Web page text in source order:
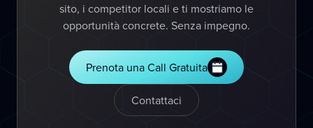
sito, i competitor locali e ti mostriamo le
opportunità concrete. Senza impegno.
Prenota una Call Gratuita
Contattaci